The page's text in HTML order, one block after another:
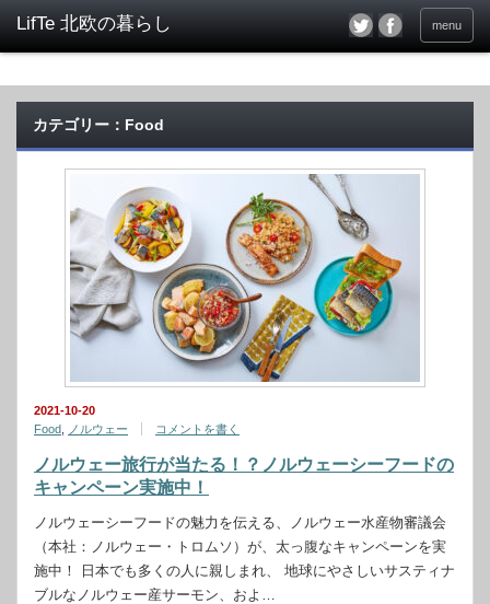
menu
カテゴリー：Food
2021-10-20
Food
ノルウェー コメントを書く
ノルウェー旅行が当たる！？ノルウェーシーフードの
キャンペーン実施中！
ノルウェーシーフードの魅力を伝える、ノルウェー水産物審議会
（本社：ノルウェー・トロムソ）が、太っ腹なキャンペーンを実
施中！ 日本でも多くの人に親しまれ、 地球にやさしいサスティナ
ブルなノルウェー産サーモン、およ…